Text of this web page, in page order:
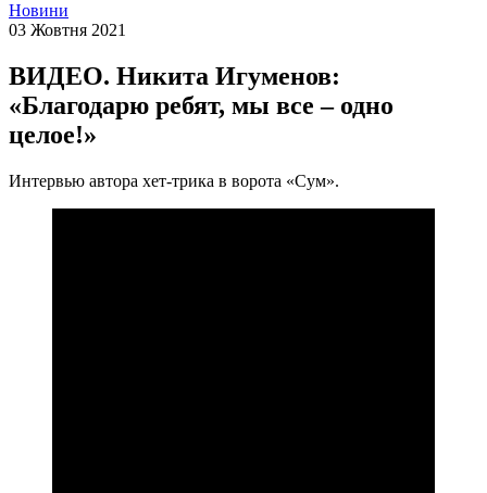
Новини
03 Жовтня 2021
ВИДЕО. Никита Игуменов:
«Благодарю ребят, мы все – одно
целое!»
Интервью автора хет-трика в ворота «Сум».